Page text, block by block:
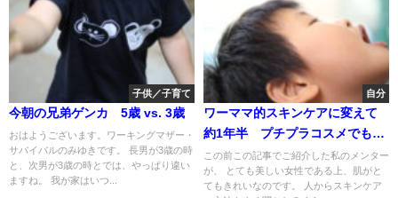
子供／子育て
今朝の兄弟ゲンカ 5歳 vs. 3歳
おはようございます。ワーキングマザー・
サバイバルのみゆきです。 長男が3歳の時
と、次男が3歳の時とでは、やっぱり違い
ますね。 我が家はいつ...
自分
ワーママ的スキンケアに変えて
約1年半 プチプラコスメでもイ
ケちゃうじゃん
この前この記事でご紹介した私のメンター
が、 とても美しい女性である上、肌がと
てもきれいなのです。 人からスキンケア